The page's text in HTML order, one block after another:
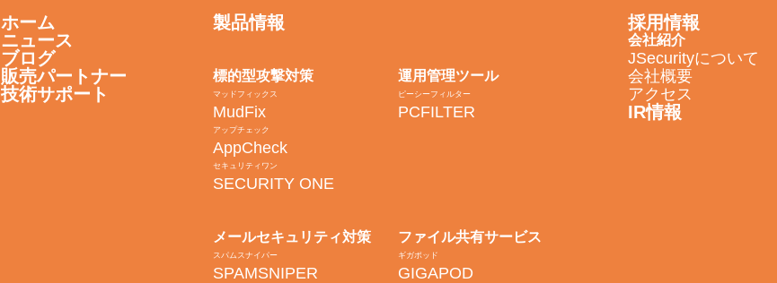
ホーム
ニュース
ブログ
販売パートナー
技術サポート
製品情報
標的型攻撃対策
マッドフィックス
MudFix
アップチェック
AppCheck
セキュリティワン
SECURITY ONE
メールセキュリティ対策
スパムスナイパー
SPAMSNIPER
運用管理ツール
ピーシーフィルター
PCFILTER
ファイル共有サービス
ギガポッド
GIGAPOD
採用情報
会社紹介
JSecurityについて
会社概要
アクセス
IR情報